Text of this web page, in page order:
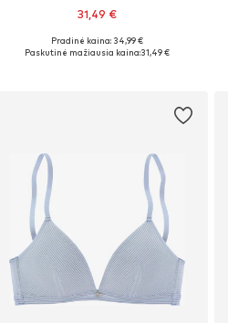
31,49 €
Yra daugybė dydžių
Pradinė kaina: 34,99 €
Paskutinė mažiausia kaina:31,49 €